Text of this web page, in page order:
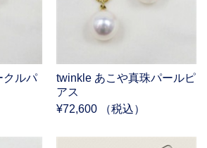
クルパ
twinkle あこや真珠パールピ
アス
¥72,600 （税込）